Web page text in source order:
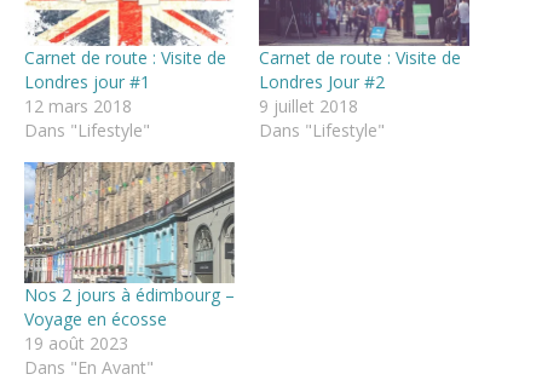
Carnet de route : Visite de
Londres jour #1
12 mars 2018
Dans "Lifestyle"
Carnet de route : Visite de
Londres Jour #2
9 juillet 2018
Dans "Lifestyle"
Nos 2 jours à édimbourg –
Voyage en écosse
19 août 2023
Dans "En Avant"